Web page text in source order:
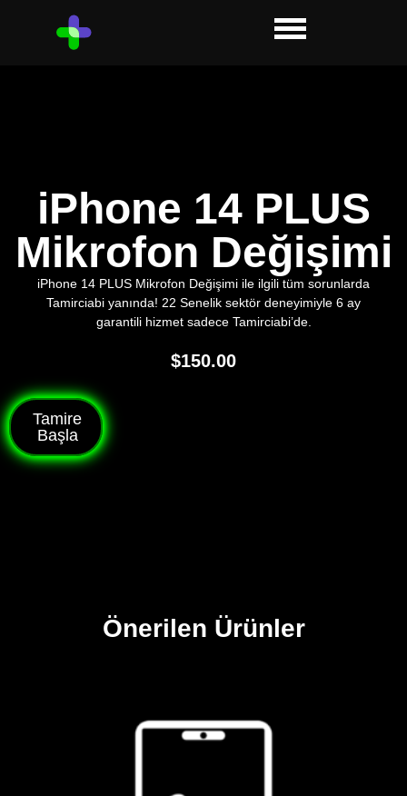
iPhone 14 PLUS
Mikrofon Değişimi
iPhone 14 PLUS Mikrofon Değişimi ile ilgili tüm sorunlarda
Tamirciabi yanında! 22 Senelik sektör deneyimiyle 6 ay
garantili hizmet sadece Tamirciabi’de.
$150.00
Tamire
Başla
Önerilen Ürünler